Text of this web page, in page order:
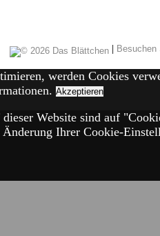
|
werden Cookies
Akzeptieren
Website sind auf
Änderung Ihrer Cookie-